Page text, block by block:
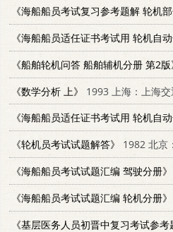
《海船船员考试复习参考题解 轮机部
《海船船员适任证书考试用 轮机自
《船舶轮机问答 船舶辅机分册 第2版
《数学分析 上》
1993 上海：上海
《海船船员适任证书考试用 轮机自动
《轮机员考试试题解答》
1982 北京
《海船船员考试试题汇编 驾驶分册》
《海船船员考试试题汇编 轮机分册》
《基层医务人员初晋中复习考试参考